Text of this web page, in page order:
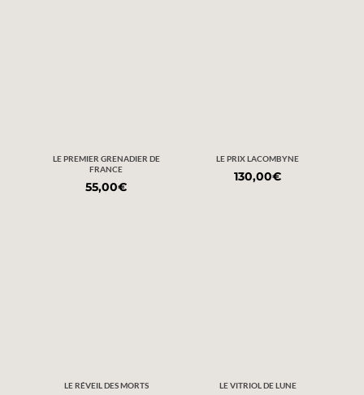
LE PREMIER GRENADIER DE
FRANCE
55,00€
LE PRIX LACOMBYNE
130,00€
LE RÉVEIL DES MORTS LE VITRIOL DE LUNE